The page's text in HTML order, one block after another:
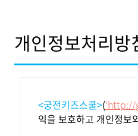
개인정보처리방
<궁전키즈스쿨>('http://
익을 보호하고 개인정보